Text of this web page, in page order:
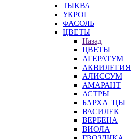
ТЫКВА
УКРОП
ФАСОЛЬ
ЦВЕТЫ
Назад
ЦВЕТЫ
АГЕРАТУМ
АКВИЛЕГИЯ
АЛИССУМ
АМАРАНТ
АСТРЫ
БАРХАТЦЫ
ВАСИЛЕК
ВЕРБЕНА
ВИОЛА